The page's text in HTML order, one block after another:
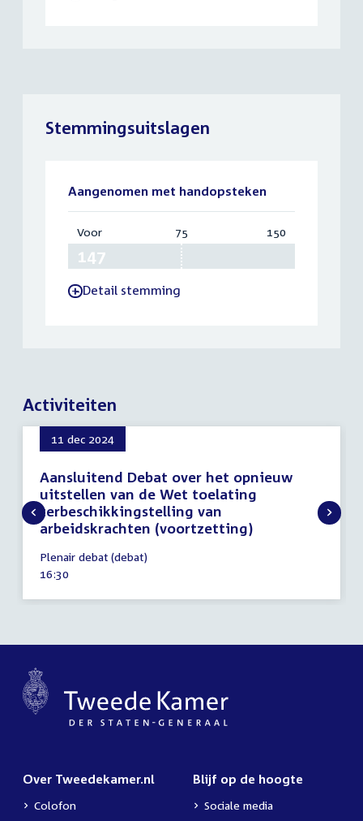
Stemmingsuitslagen
Aangenomen met handopsteken
Voor:
75 150
-Detail stemming
Activiteiten
11 dec 2024
Aansluitend Debat over het opnieuw
uitstellen van de Wet toelating
terbeschikkingstelling van
arbeidskrachten (voortzetting)
december
2024
Plenair debat (debat)
Tijd
16:30
Over Tweedekamer.nl
Colofon
Blijf op de hoogte
Sociale media